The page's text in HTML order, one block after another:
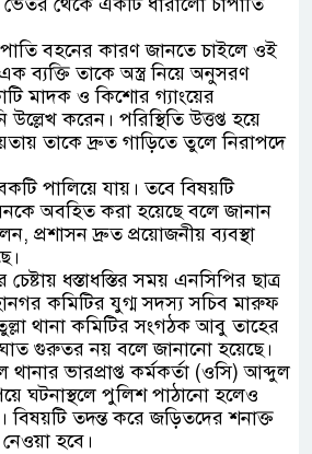
বহনের কারণ জানতে চাইলে ওই
ব্যক্তি তাকে অস্ত্র নিয়ে অনুসরণ
মাদক ও কিশোর গ্যাংয়ের
উল্লেখ করেন। পরিস্থিতি উত্তপ্ত হয়ে
তাকে দ্রুত গাড়িতে তুলে নিরাপদে
পালিয়ে যায়। তবে বিষয়টি
অবহিত করা হয়েছে বলে জানান
প্রশাসন দ্রুত প্রয়োজনীয় ব্যবস্থা
ধস্তাধস্তির সময় এনসিপির ছাত্র
কমিটির যুগ্ম সদস্য সচিব মারুফ
থানা কমিটির সংগঠক আবু তাহের
গুরুতর নয় বলে জানানো হয়েছে।
ভারপ্রাপ্ত কর্মকর্তা (ওসি) আব্দুল
ঘটনাস্থলে পুলিশ পাঠানো হলেও
বিষয়টি তদন্ত করে জড়িতদের শনাক্ত
হবে।